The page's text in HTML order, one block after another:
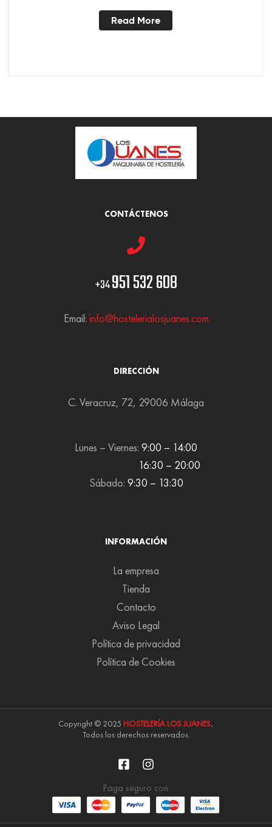
Read More
CONTÁCTENOS
+34951 532 608
Email: info@hostelerialosjuanes.com
DIRECCIÓN
C. Veracruz, 72, 29006 Málaga
Lunes – Viernes: 9:00 – 14:00
16:30 – 20:00
Sábado: 9:30 – 13:30
INFORMACIÓN
La empresa
Tienda
Contacto
Aviso Legal
Política de privacidad
Política de Cookies
Copyright © 2025 HOSTELERÍA LOS JUANES.
Todos los derechos reservados.
Paga seguro con: